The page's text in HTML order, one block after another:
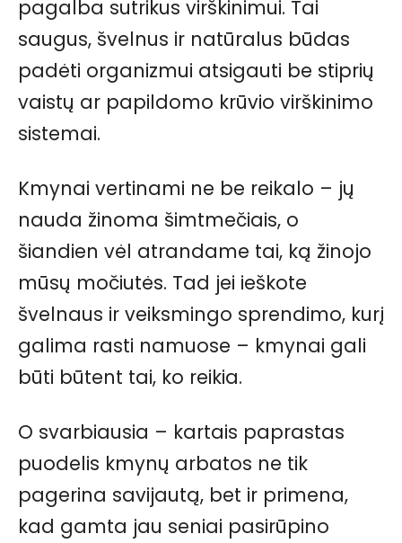
pagalba sutrikus virškinimui. Tai
saugus, švelnus ir natūralus būdas
padėti organizmui atsigauti be stiprių
vaistų ar papildomo krūvio virškinimo
sistemai.
Kmynai vertinami ne be reikalo – jų
nauda žinoma šimtmečiais, o
šiandien vėl atrandame tai, ką žinojo
mūsų močiutės. Tad jei ieškote
švelnaus ir veiksmingo sprendimo, kurį
galima rasti namuose – kmynai gali
būti būtent tai, ko reikia.
O svarbiausia – kartais paprastas
puodelis kmynų arbatos ne tik
pagerina savijautą, bet ir primena,
kad gamta jau seniai pasirūpino